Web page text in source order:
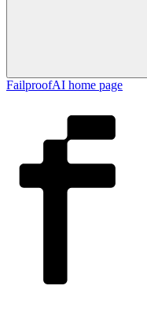
FailproofAI home page